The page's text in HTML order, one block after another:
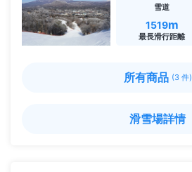
雪道
1519m
最長滑行距離
所有商品 (3 件)
滑雪場詳情